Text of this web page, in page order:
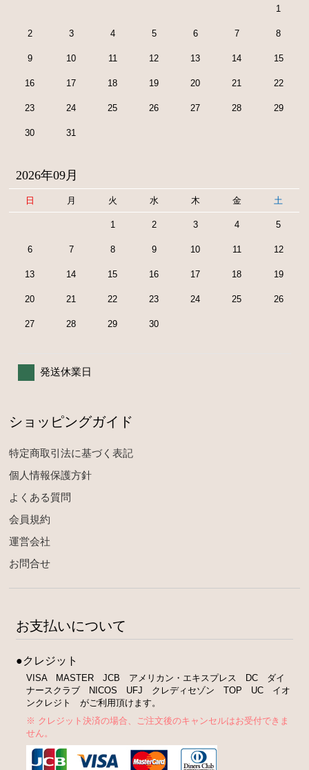
1
2 3 4 5 6 7 8
9 10 11 12 13 14 15
16 17 18 19 20 21 22
23 24 25 26 27 28 29
30 31
2026年09月
日 月 火 水 木 金 土
1 2 3 4 5
6 7 8 9 10 11 12
13 14 15 16 17 18 19
20 21 22 23 24 25 26
27 28 29 30
発送休業日
ショッピングガイド
特定商取引法に基づく表記
個人情報保護方針
よくある質問
会員規約
運営会社
お問合せ
お支払いについて
●クレジット
VISA MASTER JCB アメリカン・エキスプレス DC ダイ
ナースクラブ NICOS UFJ クレディセゾン TOP UC イオ
ンクレジト がご利用頂けます。
※ クレジット決済の場合、ご注文後のキャンセルはお受付できま
せん。